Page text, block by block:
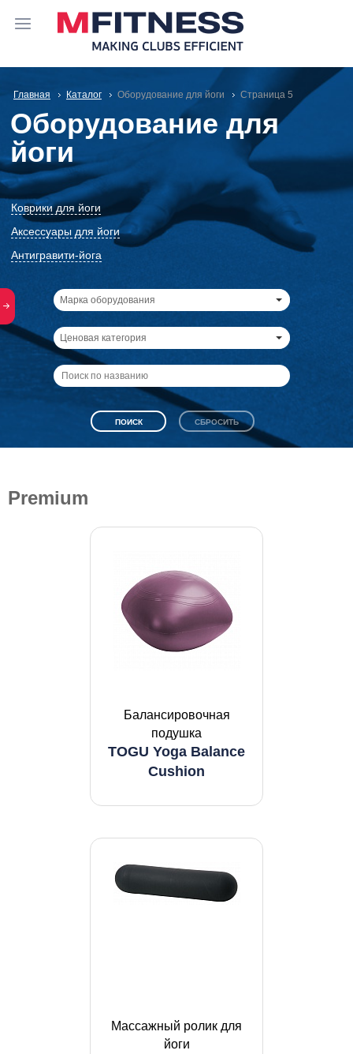
Главная Каталог Оборудование для йоги Cтраница 5
Оборудование для
йоги
Коврики для йоги
Аксессуары для йоги
Антигравити-йога
Марка оборудования
Ценовая категория
Premium
Балансировочная
подушка
TOGU Yoga Balance
Cushion
Массажный ролик для
йоги